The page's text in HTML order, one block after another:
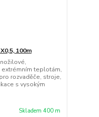
100m
teplotám,
rozvaděče, stroje,
s vysokým
Skladem 400 m